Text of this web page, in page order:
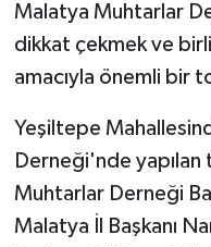
Malatya Muhtarlar
dikkat çekmek ve
amacıyla önemli bir
Yeşiltepe
Derneği'nde
Muhtarlar Derneği
Malatya İl Başkanı